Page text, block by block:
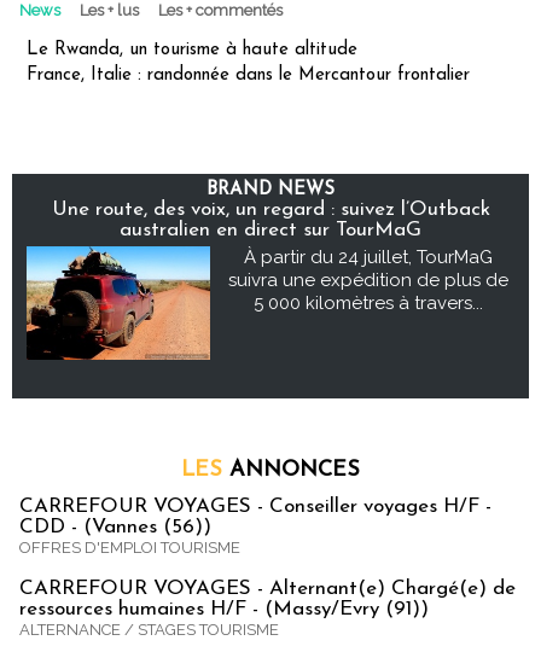
News Les + lus Les + commentés
Le Rwanda, un tourisme à haute altitude
France, Italie : randonnée dans le Mercantour frontalier
BRAND NEWS
Une route, des voix, un regard : suivez l’Outback
australien en direct sur TourMaG
À partir du 24 juillet, TourMaG
suivra une expédition de plus de
5 000 kilomètres à travers...
LES ANNONCES
CARREFOUR VOYAGES - Conseiller voyages H/F -
CDD - (Vannes (56))
OFFRES D'EMPLOI TOURISME
CARREFOUR VOYAGES - Alternant(e) Chargé(e) de
ressources humaines H/F - (Massy/Evry (91))
ALTERNANCE / STAGES TOURISME